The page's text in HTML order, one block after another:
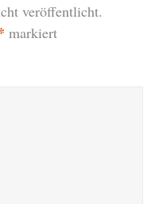
veröffentlicht.
markiert